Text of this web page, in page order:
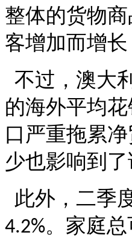
整体的货物
客增加而增
不过，澳大
的海外平均
口严重拖累
少也影响到
此外，二季
4.2%。家庭